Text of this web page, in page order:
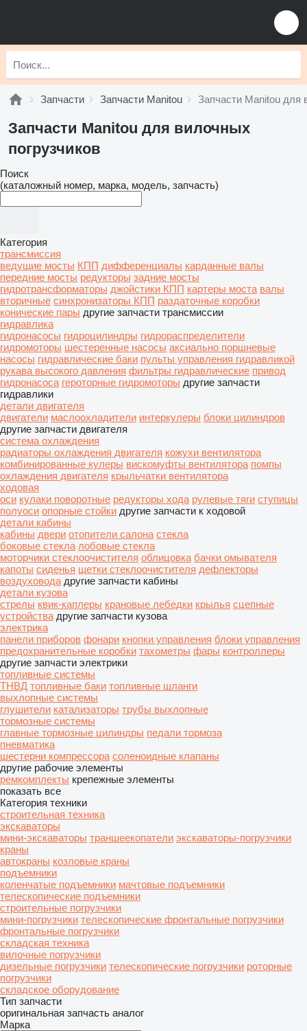
Запчасти Запчасти Manitou Запчасти Manitou для
Запчасти Manitou для вилочных
погрузчиков
Поиск
(каталожный номер, марка, модель, запчасть)
Категория
трансмиссия
ведущие мосты КПП дифференциалы карданные валы
передние мосты редукторы задние мосты
гидротрансформаторы джойстики КПП картеры моста валы
вторичные синхронизаторы КПП раздаточные коробки
конические пары другие запчасти трансмиссии
гидравлика
гидронасосы гидроцилиндры гидрораспределители
гидромоторы шестеренные насосы аксиально поршневые
насосы гидравлические баки пульты управления гидравликой
рукава высокого давления фильтры гидравлические привод
гидронасоса героторные гидромоторы другие запчасти
гидравлики
детали двигателя
двигатели маслоохладители интеркулеры блоки цилиндров
другие запчасти двигателя
система охлаждения
радиаторы охлаждения двигателя кожухи вентилятора
комбинированные кулеры вискомуфты вентилятора помпы
охлаждения двигателя крыльчатки вентилятора
ходовая
оси кулаки поворотные редукторы хода рулевые тяги ступицы
полуоси опорные стойки другие запчасти к ходовой
детали кабины
кабины двери отопители салона стекла
боковые стекла лобовые стекла
моторчики стеклоочистителя облицовка бачки омывателя
капоты сиденья щетки стеклоочистителя дефлекторы
воздуховода другие запчасти кабины
детали кузова
стрелы квик-каплеры крановые лебедки крылья сцепные
устройства другие запчасти кузова
электрика
панели приборов фонари кнопки управления блоки управления
предохранительные коробки тахометры фары контроллеры
другие запчасти электрики
топливные системы
ТНВД топливные баки топливные шланги
выхлопные системы
глушители катализаторы трубы выхлопные
тормозные системы
главные тормозные цилиндры педали тормоза
пневматика
шестерни компрессора соленоидные клапаны
другие рабочие элементы
ремкомплекты крепежные элементы
показать все
Категория техники
строительная техника
экскаваторы
мини-экскаваторы траншеекопатели экскаваторы-погрузчики
краны
автокраны козловые краны
подъемники
коленчатые подъемники мачтовые подъемники
телескопические подъемники
строительные погрузчики
мини-погрузчики телескопические фронтальные погрузчики
фронтальные погрузчики
складская техника
вилочные погрузчики
дизельные погрузчики телескопические погрузчики роторные
погрузчики
складское оборудование
Тип запчасти
оригинальная запчасть аналог
Марка